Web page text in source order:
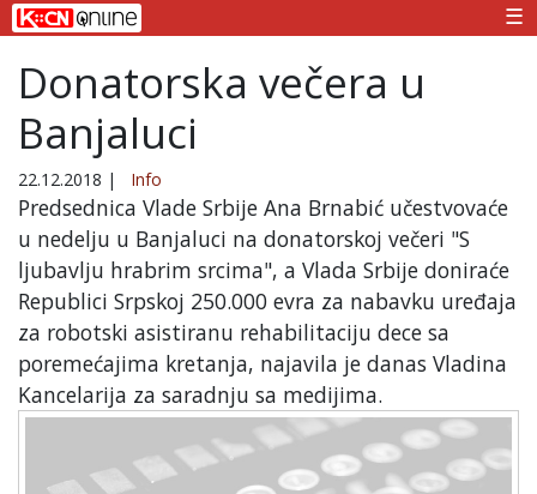
☰
Donatorska večera u
Banjaluci
22.12.2018 | Info
Predsednica Vlade Srbije Ana Brnabić učestvovaće
u nedelju u Banjaluci na donatorskoj večeri "S
ljubavlju hrabrim srcima", a Vlada Srbije doniraće
Republici Srpskoj 250.000 evra za nabavku uređaja
za robotski asistiranu rehabilitaciju dece sa
poremećajima kretanja, najavila je danas Vladina
Kancelarija za saradnju sa medijima.